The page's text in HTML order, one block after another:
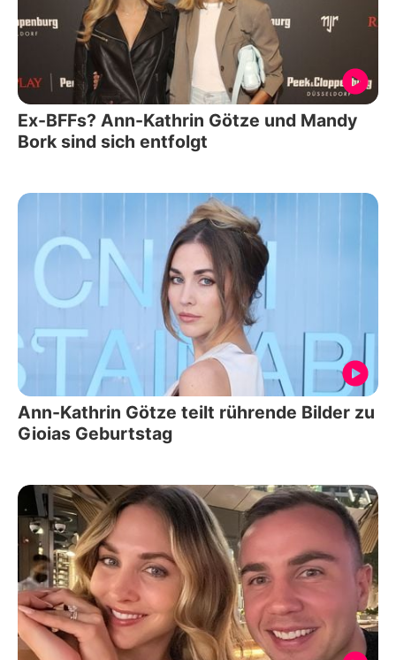
Ex-BFFs? Ann-Kathrin Götze und Mandy
Bork sind sich entfolgt
Ann-Kathrin Götze teilt rührende Bilder zu
Gioias Geburtstag